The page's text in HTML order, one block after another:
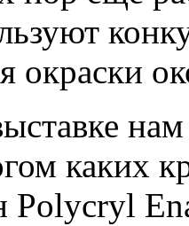
окраски
каких